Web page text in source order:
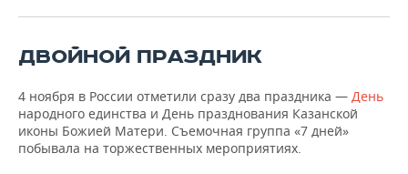
ХОККЕЙ С МЯЧОМ
ПРОИСШЕСТВИЯ
ДВОЙНОЙ ПРАЗДНИК
4 ноября в России отметили сразу два праздника — День
народного единства и День празднования Казанской
иконы Божией Матери. Съемочная группа «7 дней»
побывала на торжественных мероприятиях.